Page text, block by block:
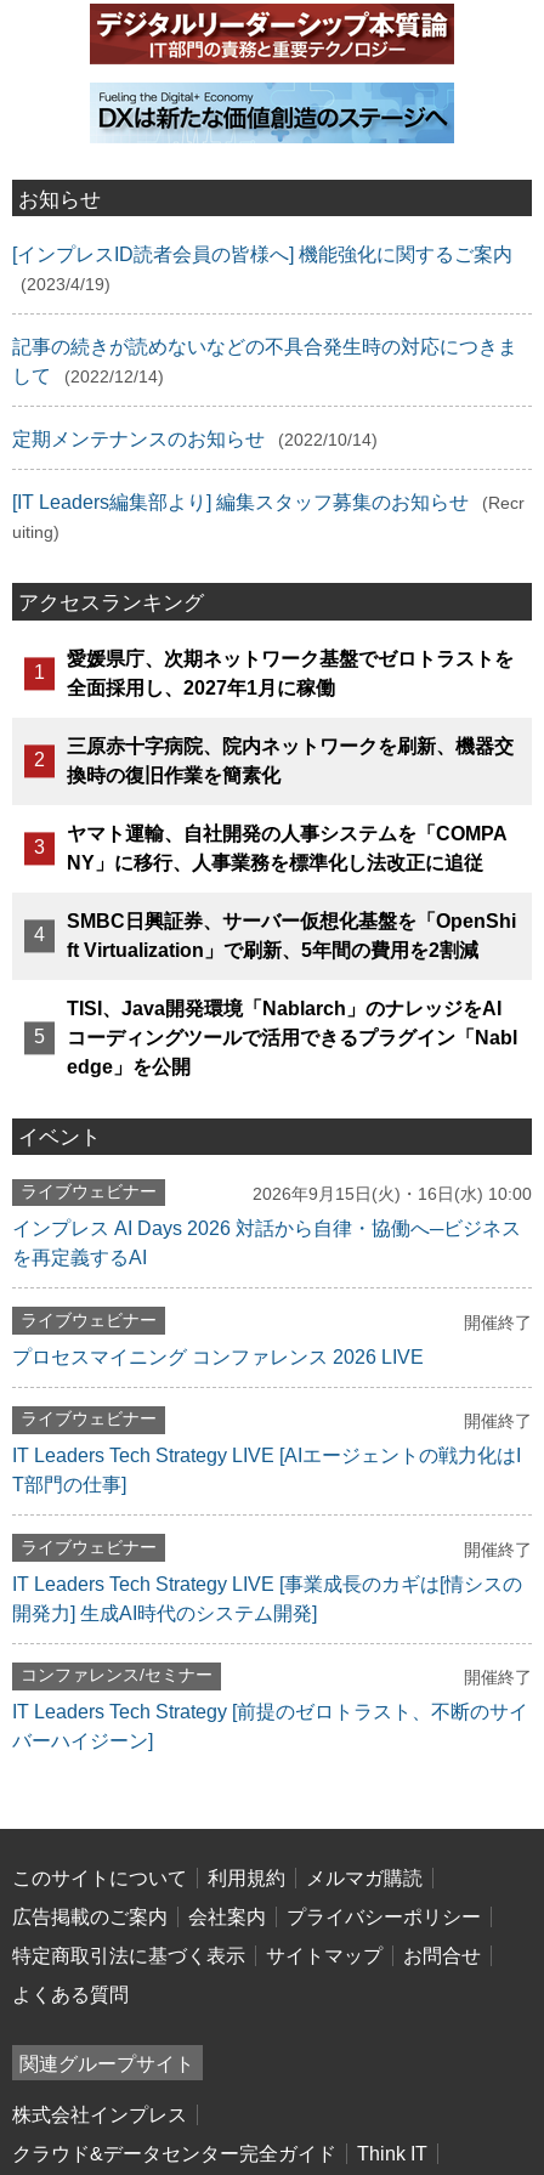
お知らせ
[インプレスID読者会員の皆様へ] 機能強化に関するご案内
(2023/4/19)
記事の続きが読めないなどの不具合発生時の対応につきま
して
(2022/12/14)
定期メンテナンスのお知らせ (2022/10/14)
[IT Leaders編集部より] 編集スタッフ募集のお知らせ
(Recr
uiting)
アクセスランキング
愛媛県庁、次期ネットワーク基盤でゼロトラストを
全面採用し、2027年1月に稼働
三原赤十字病院、院内ネットワークを刷新、機器交
換時の復旧作業を簡素化
ヤマト運輸、自社開発の人事システムを「COMPA
NY」に移行、人事業務を標準化し法改正に追従
SMBC日興証券、サーバー仮想化基盤を「OpenShi
ft Virtualization」で刷新、5年間の費用を2割減
TISI、Java開発環境「Nablarch」のナレッジをAI
コーディングツールで活用できるプラグイン「Nabl
edge」を公開
イベント
ライブウェビナー 2026年9月15日(火)・16日(水) 10:00
インプレス AI Days 2026 対話から自律・協働へ─ビジネス
を再定義するAI
ライブウェビナー 開催終了
プロセスマイニング コンファレンス 2026 LIVE
ライブウェビナー 開催終了
IT Leaders Tech Strategy LIVE [AIエージェントの戦力化はI
T部門の仕事]
ライブウェビナー 開催終了
IT Leaders Tech Strategy LIVE [事業成長のカギは[情シスの
開発力] 生成AI時代のシステム開発]
コンファレンス/セミナー 開催終了
IT Leaders Tech Strategy [前提のゼロトラスト、不断のサイ
バーハイジーン]
このサイトについて 利用規約
メルマガ購読
広告掲載のご案内
会社案内
プライバシーポリシー
特定商取引法に基づく表示
サイトマップ
お問合せ
よくある質問
関連グループサイト
株式会社インプレス
クラウド&データセンター完全ガイド
Think IT